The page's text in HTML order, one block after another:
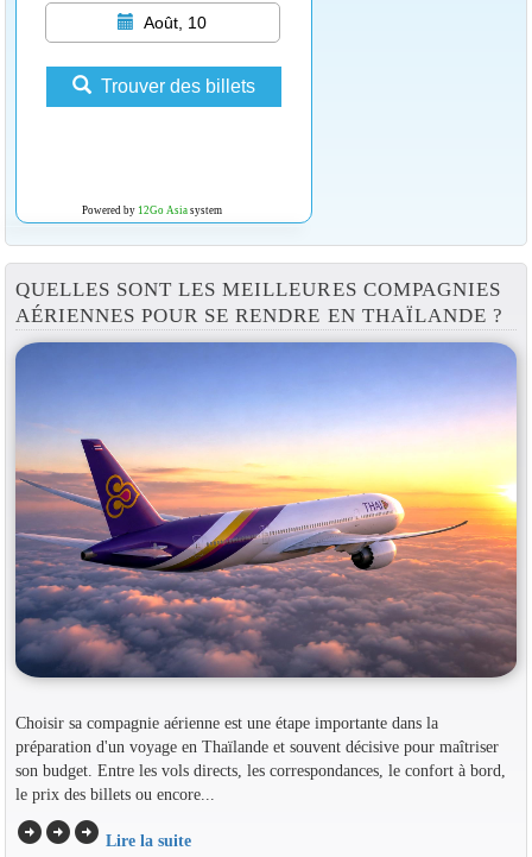
Août, 10
Trouver des billets
Powered by 12Go Asiasystem
QUELLES SONT LES MEILLEURES COMPAGNIES
AÉRIENNES POUR SE RENDRE EN THAÏLANDE ?
Choisir sa compagnie aérienne est une étape importante dans la
préparation d'un voyage en Thaïlande et souvent décisive pour maîtriser
son budget. Entre les vols directs, les correspondances, le confort à bord,
le prix des billets ou encore...
arrow_circle_rightarrow_circle_rightarrow_circle_right Lire la suite